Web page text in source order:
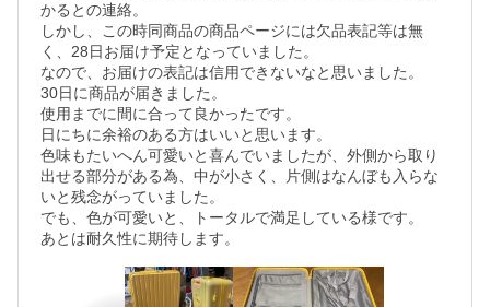
かるとの連絡。
しかし、この時同商品の商品ページには欠品表記等は無
く、28日お届け予定となっていました。
なので、お届けの表記は信用できないなと思いました。
30日に商品が届きました。
使用までに間に合って良かったです。
日にちに余裕のある方はいいと思います。
色味もたいへん可愛いと喜んでいましたが、外側から取り
出せる部分がある為、中が小さく、片側はなんぼも入らな
いと残念がっていました。
でも、色が可愛いと、トータルで満足している様です。
あとは耐久性に期待します。